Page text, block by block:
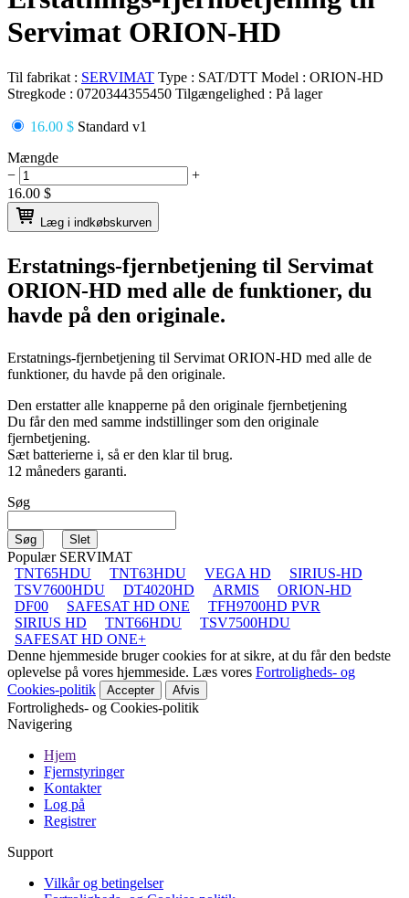
Servimat ORION-HD
Til fabrikat : SERVIMAT Type : SAT/DTT Model : ORION-HD
Stregkode : 0720344355450 Tilgængelighed : På lager
16.00 $ Standard v1
Mængde
−
+
16.00 $
Læg i indkøbskurven
Erstatnings-fjernbetjening til Servimat
ORION-HD med alle de funktioner, du
havde på den originale.
Erstatnings-fjernbetjening til Servimat ORION-HD med alle de
funktioner, du havde på den originale.
Den erstatter alle knapperne på den originale fjernbetjening
Du får den med samme indstillinger som den originale
fjernbetjening.
Sæt batterierne i, så er den klar til brug.
12 måneders garanti.
Søg
Populær SERVIMAT
TNT65HDU
TNT63HDU VEGA HD
SIRIUS-HD
TSV7600HDU
DT4020HD ARMIS
ORION-HD
DF00
SAFESAT HD ONE
TFH9700HD PVR
SIRIUS HD
TNT66HDU
TSV7500HDU
SAFESAT HD ONE+
Denne hjemmeside bruger cookies for at sikre, at du får den bedste
oplevelse på vores hjemmeside. Læs vores Fortroligheds- og
Cookies-politik
Accepter Afvis
Fortroligheds- og Cookies-politik
Navigering
Hjem
Fjernstyringer
Kontakter
Log på
Registrer
Support
Vilkår og betingelser